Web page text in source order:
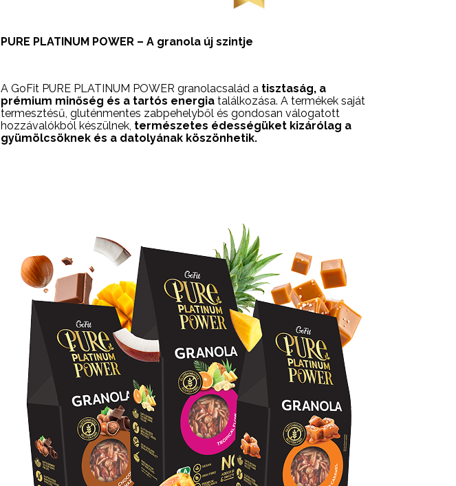
PURE PLATINUM POWER – A granola új szintje
A GoFit PURE PLATINUM POWER granolacsalád a tisztaság, a
prémium minőség és a tartós energia találkozása. A termékek saját
termesztésű, gluténmentes zabpehelyből és gondosan válogatott
hozzávalókból készülnek, természetes édességüket kizárólag a
gyümölcsöknek és a datolyának köszönhetik.